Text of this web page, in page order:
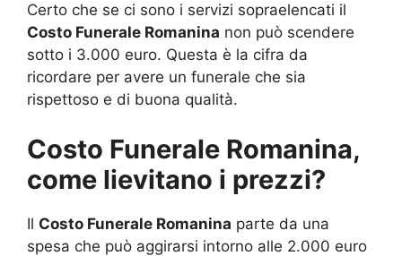
Certo che se ci sono i servizi sopraelencati il
Costo Funerale Romanina non può scendere
sotto i 3.000 euro. Questa è la cifra da
ricordare per avere un funerale che sia
rispettoso e di buona qualità.
Costo Funerale Romanina,
come lievitano i prezzi?
Il Costo Funerale Romanina parte da una
spesa che può aggirarsi intorno alle 2.000 euro